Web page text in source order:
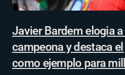
Javier Bardem elogia
campeona y destaca
como ejemplo para